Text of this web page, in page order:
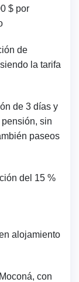
$ por
de
la tarifa
de 3 días y
sin
paseos
del 15 %
alojamiento
con